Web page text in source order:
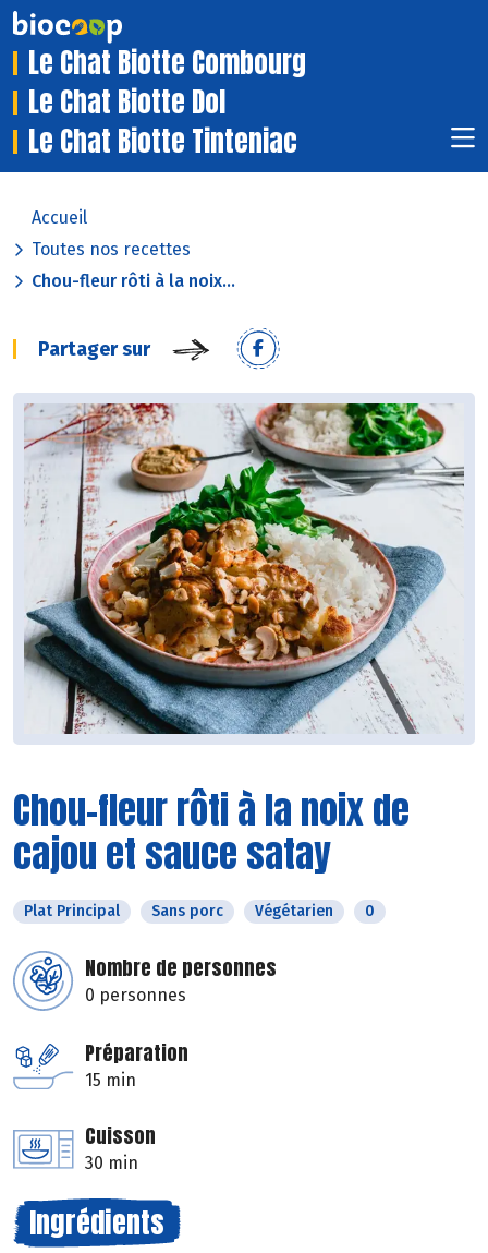
Le Chat Biotte Combourg
Le Chat Biotte Dol
Le Chat Biotte Tinteniac
Accueil
Toutes nos recettes
Chou-fleur rôti à la noix...
Partager sur
Chou-fleur rôti à la noix de
cajou et sauce satay
Plat Principal Sans porc Végétarien 0
Nombre de personnes
0 personnes
Préparation
15 min
Cuisson
30 min
Ingrédients